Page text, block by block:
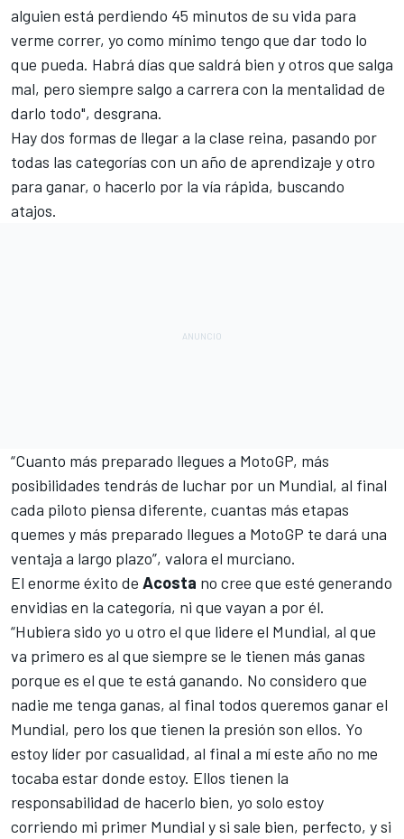
alguien está perdiendo 45 minutos de su vida para
verme correr, yo como mínimo tengo que dar todo lo
que pueda. Habrá días que saldrá bien y otros que salga
mal, pero siempre salgo a carrera con la mentalidad de
darlo todo", desgrana.
Hay dos formas de llegar a la clase reina, pasando por
todas las categorías con un año de aprendizaje y otro
para ganar, o hacerlo por la vía rápida, buscando
atajos.
“Cuanto más preparado llegues a MotoGP, más
posibilidades tendrás de luchar por un Mundial, al final
cada piloto piensa diferente, cuantas más etapas
quemes y más preparado llegues a MotoGP te dará una
ventaja a largo plazo”, valora el murciano.
El enorme éxito de Acosta no cree que esté generando
envidias en la categoría, ni que vayan a por él.
“Hubiera sido yo u otro el que lidere el Mundial, al que
va primero es al que siempre se le tienen más ganas
porque es el que te está ganando. No considero que
nadie me tenga ganas, al final todos queremos ganar el
Mundial, pero los que tienen la presión son ellos. Yo
estoy líder por casualidad, al final a mí este año no me
tocaba estar donde estoy. Ellos tienen la
responsabilidad de hacerlo bien, yo solo estoy
corriendo mi primer Mundial y si sale bien, perfecto, y si